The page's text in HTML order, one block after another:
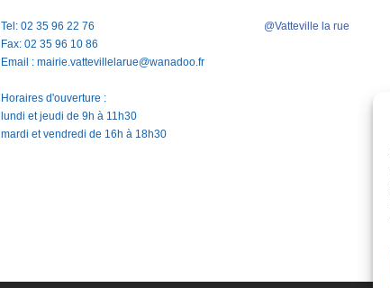
Tel: 02 35 96 22 76
Fax: 02 35 96 10 86
Email : mairie.vattevillelarue@wanadoo.fr
Horaires d'ouverture :
lundi et jeudi de 9h à 11h30
mardi et vendredi de 16h à 18h30
@Vatteville la rue